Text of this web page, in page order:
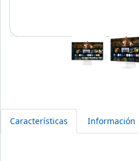
Características Información